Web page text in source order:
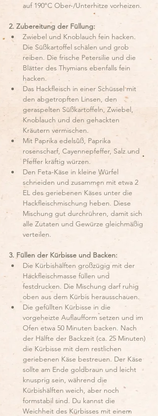
auf 190°C Ober-/Unterhitze vorheizen.
2. Zubereitung der Füllung:
Zwiebel und Knoblauch fein hacken.
Die Süßkartoffel schälen und grob
reiben. Die frische Petersilie und die
Blätter des Thymians ebenfalls fein
hacken.
Das Hackfleisch in einer Schüssel mit
den abgetropften Linsen, den
geraspelten Süßkartoffeln, Zwiebel,
Knoblauch und den gehackten
Kräutern vermischen.
Mit Paprika edelsüß, Paprika
rosenscharf, Cayennepfeffer, Salz und
Pfeffer kräftig würzen.
Den Feta-Käse in kleine Würfel
schneiden und zusammen mit etwa 2
EL des geriebenen Käses unter die
Hackfleischmischung heben. Diese
Mischung gut durchrühren, damit sich
alle Zutaten und Gewürze gleichmäßig
verteilen.
3. Füllen der Kürbisse und Backen:
Die Kürbishälften großzügig mit der
Hackfleischmasse füllen und
festdrucken. Die Mischung darf ruhig
oben aus dem Kürbis herausschauen.
Die gefüllten Kürbisse in die
vorgeheizte Auflaufform setzen und im
Ofen etwa 50 Minuten backen. Nach
der Hälfte der Backzeit (ca. 25 Minuten)
die Kürbisse mit dem restlichen
geriebenen Käse bestreuen. Der Käse
sollte am Ende goldbraun und leicht
knusprig sein, während die
Kürbishälften weich, aber noch
formstabil sind. Du kannst die
Weichheit des Kürbisses mit einem